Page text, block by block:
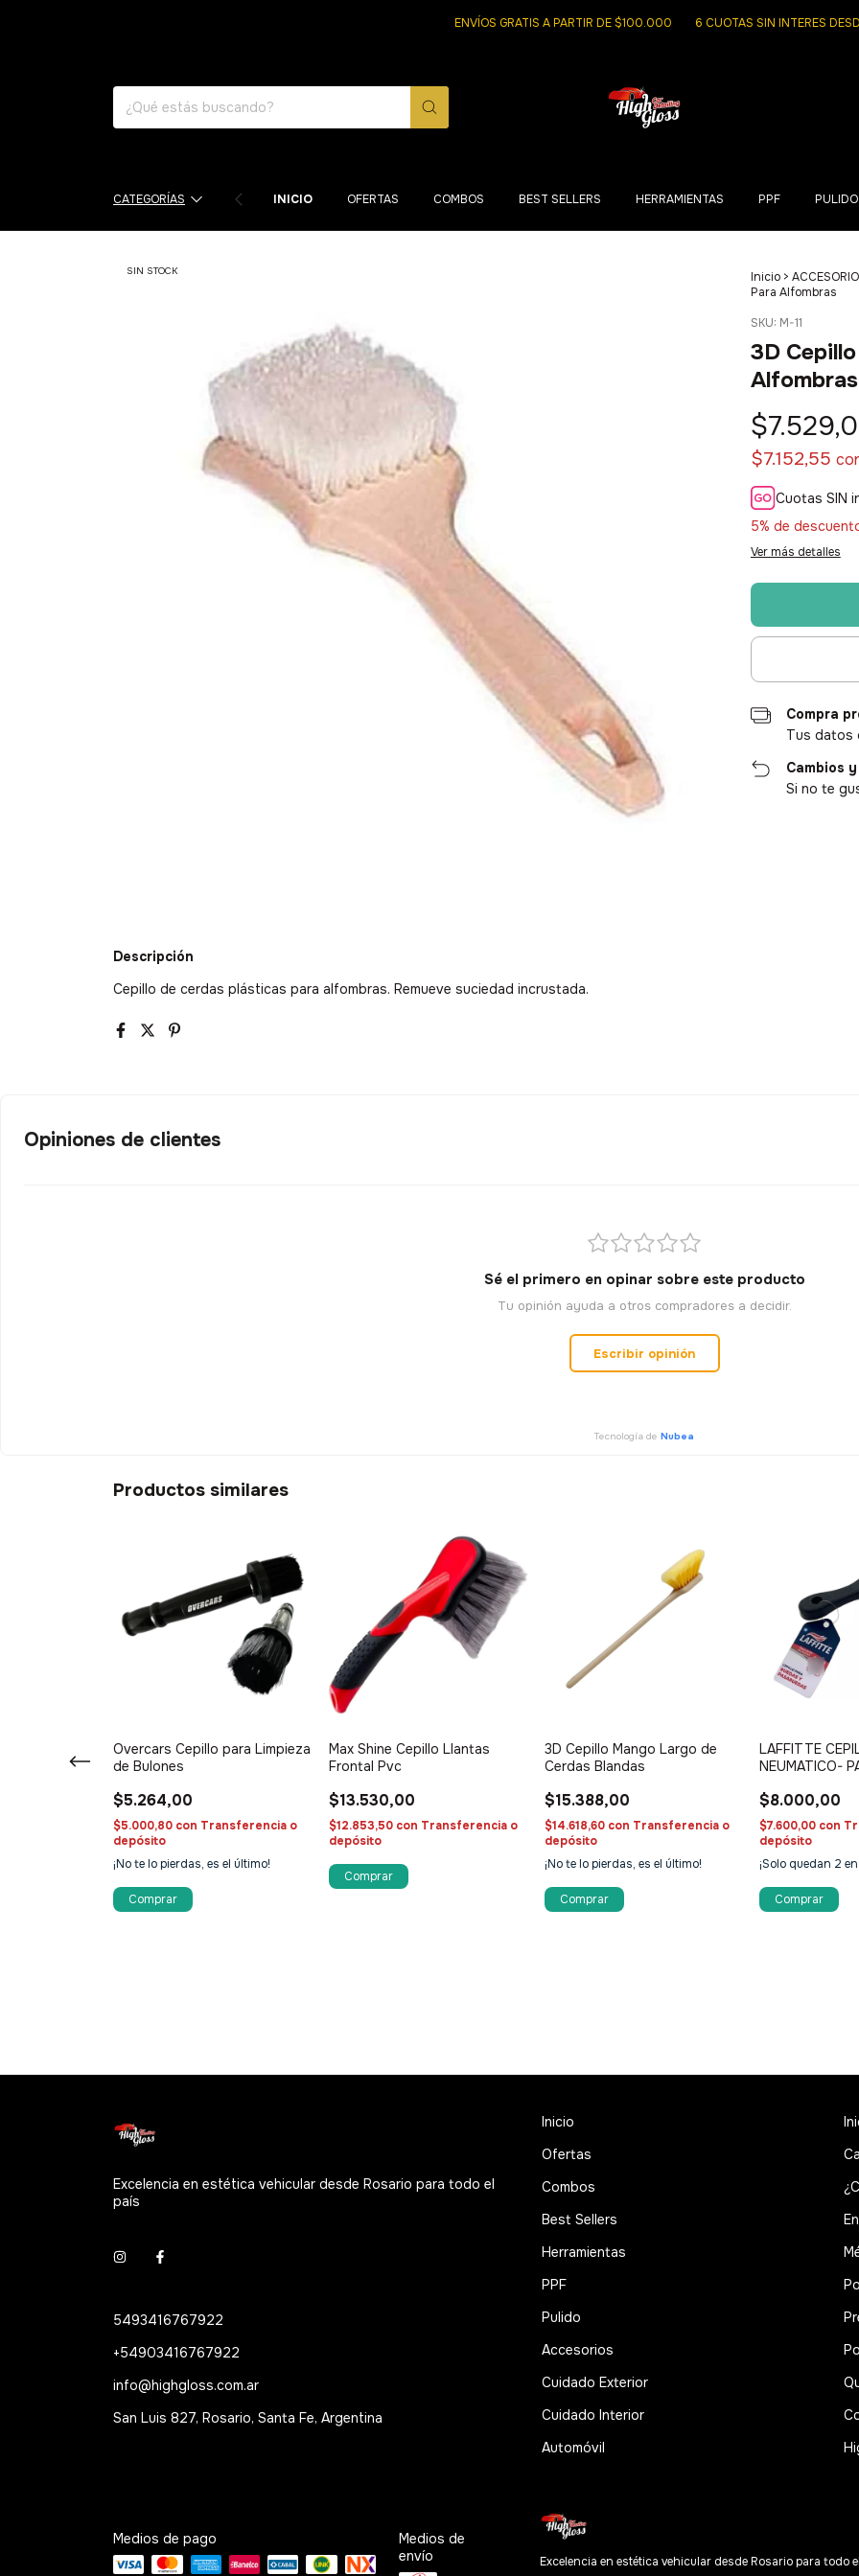
ENVÍOS GRATIS A PARTIR DE $100.000 6 CUOTAS SIN INTERES DESDE
CATEGORÍAS INICIO OFERTAS COMBOS BEST SELLERS HERRAMIENTAS PPF PULIDO
SIN STOCK Inicio >
Para Alfombras
SKU: M-11
3D
Alfombras
$7.152,55
Cuotas SIN
5% de
Ver más detalles
Compra
Tus datos
Cambios
Si no te
Descripción
Cepillo de cerdas plásticas para alfombras. Remueve suciedad incrustada.
Opiniones de clientes
Sé el primero en opinar sobre este producto
Tu opinión ayuda a otros compradores a decidir.
Escribir opinión
Tecnología de Nubea
Productos similares
Largo
Overcars Cepillo para Limpieza
de Bulones
$5.264,00
$5.000,80 con Transferencia o
depósito
¡No te lo pierdas, es el último!
Max Shine Cepillo Llantas
Frontal Pvc
$13.530,00
$12.853,50 con Transferencia o
depósito
3D Cepillo Mango Largo de
Cerdas Blandas
$15.388,00
$14.618,60 con Transferencia o
depósito
¡No te lo pierdas, es el último!
LAFFITTE
NEUMATICO-
$8.000,00
$7.600,00 con
depósito
¡Solo quedan 2
Excelencia en estética vehicular desde Rosario para todo el
país
5493416767922
+54903416767922
info@highgloss.com.ar
San Luis 827, Rosario, Santa Fe, Argentina
Inicio
Ofertas
Combos
Best Sellers
Herramientas
PPF
Pulido
Accesorios
Cuidado Exterior
Cuidado Interior
Automóvil
Medios de pago
Medios de
envío
Excelencia en estética vehicular desde Rosario para todo